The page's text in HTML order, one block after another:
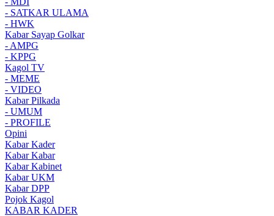
- SATKAR ULAMA
- HWK
Kabar Sayap Golkar
- AMPG
- KPPG
Kagol TV
- MEME
- VIDEO
Kabar Pilkada
- UMUM
- PROFILE
Opini
Kabar Kader
Kabar Kabar
Kabar Kabinet
Kabar UKM
Kabar DPP
Pojok Kagol
KABAR KADER